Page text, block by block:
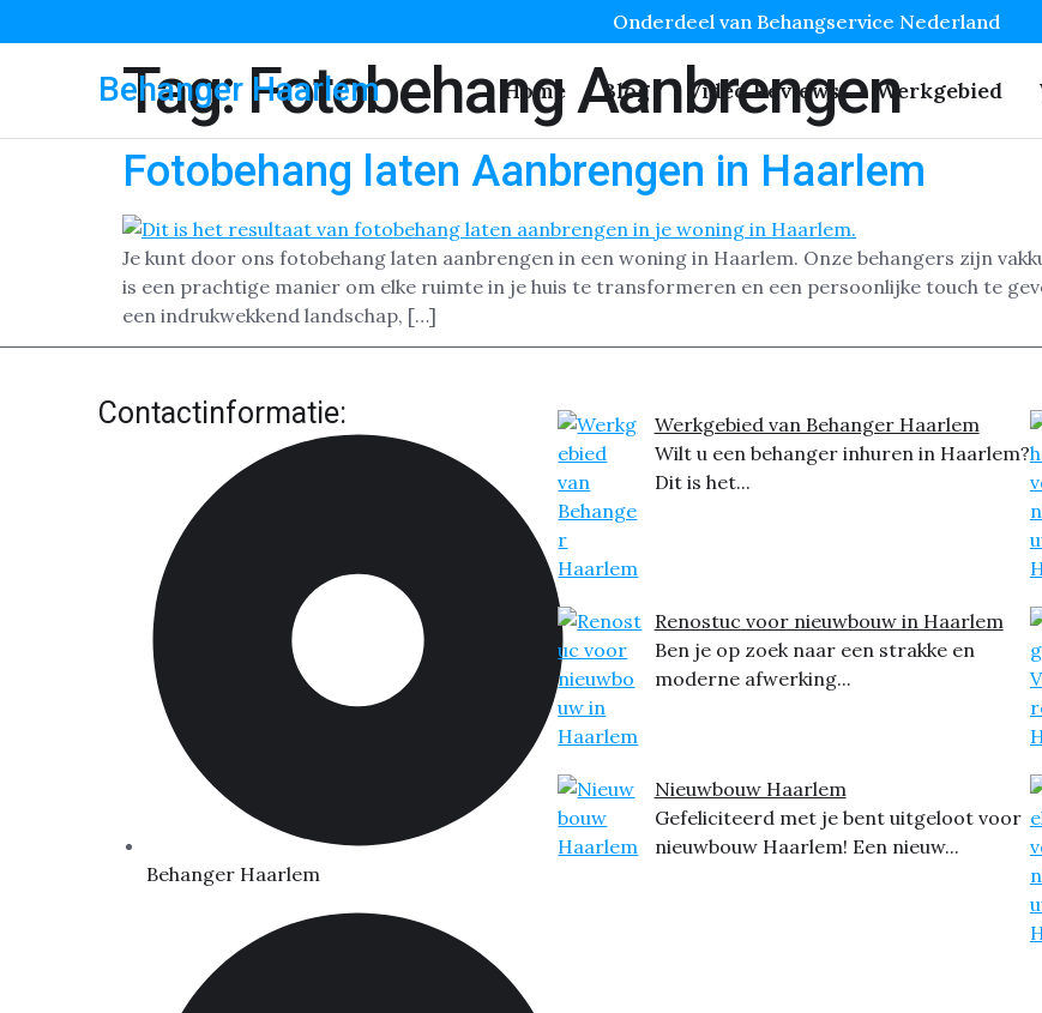
Onderdeel van Behangservice Nederland
Behanger Haarlem Home Blog Video Reviews Werkgebied
Tag:Fotobehang Aanbrengen
Fotobehang laten Aanbrengen in Haarlem
Je kunt door ons fotobehang laten aanbrengen in een woning in Haarlem. Onze behangers zijn
is een prachtige manier om elke ruimte in je huis te transformeren en een persoonlijke touch te
een indrukwekkend landschap, […]
Contactinformatie:
Behanger Haarlem
Werkgebied van Behanger Haarlem
Wilt u een behanger inhuren in Haarlem?
Dit is het...
Renostuc voor nieuwbouw in Haarlem
Ben je op zoek naar een strakke en
moderne afwerking...
Nieuwbouw Haarlem
Gefeliciteerd met je bent uitgeloot voor
nieuwbouw Haarlem! Een nieuw...